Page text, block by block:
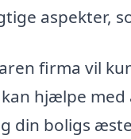
aspekter,
firma vil
hjælpe
din boligs